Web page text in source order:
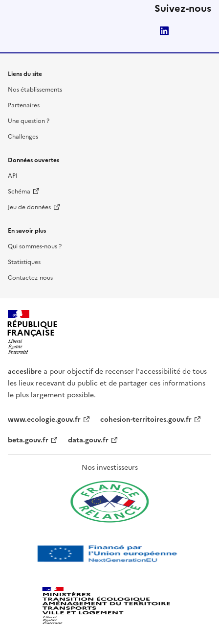
Suivez-nous
Liens du site
Nos établissements
Partenaires
Une question ?
Challenges
Données ouvertes
API
Schéma
Jeu de données
En savoir plus
Qui sommes-nous ?
Statistiques
Contactez-nous
RÉPUBLIQUE
FRANÇAISE
acceslibre a pour objectif de recenser l'accessibilité de tous
les lieux recevant du public et de partager ces informations
le plus largement possible.
www.ecologie.gouv.fr
cohesion-territoires.gouv.fr
beta.gouv.fr
data.gouv.fr
Nos investisseurs